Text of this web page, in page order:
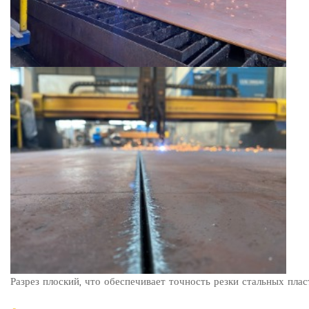
Разрез плоский, что обеспечивает точность резки стальных